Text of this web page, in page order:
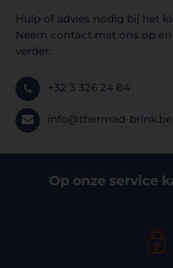
Hulp of advies nodig bij het
Neem contact met ons op
verder.
+32 3 326 24 84
info@thermad-brink.be
Op onze service